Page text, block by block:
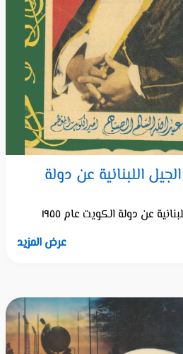
اللبنانية عن دولة
عن دولة الكويت عام ١٩٥٥
عرض المزيد